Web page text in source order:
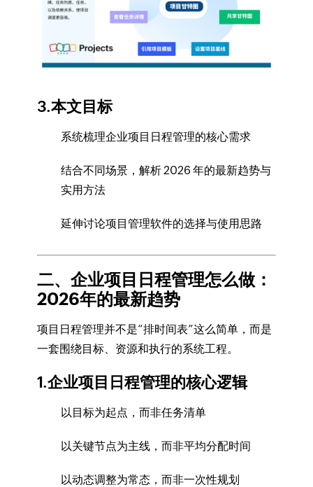
3.本文目标
系统梳理企业项目日程管理的核心需求
结合不同场景，解析 2026 年的最新趋势与
实用方法
延伸讨论项目管理软件的选择与使用思路
二、企业项目日程管理怎么做：
2026年的最新趋势
项目日程管理并不是“排时间表”这么简单，而是
一套围绕目标、资源和执行的系统工程。
1.企业项目日程管理的核心逻辑
以目标为起点，而非任务清单
以关键节点为主线，而非平均分配时间
以动态调整为常态，而非一次性规划